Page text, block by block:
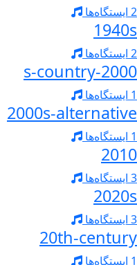
2 ایستگاه‌ها
1940s
2 ایستگاه‌ها
2000-s-country
1 ایستگاه‌ها
2000s-alternative
1 ایستگاه‌ها
2010
3 ایستگاه‌ها
2020s
3 ایستگاه‌ها
20th-century
1 ایستگاه‌ها